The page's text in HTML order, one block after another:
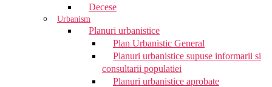
Decese
Urbanism
Planuri urbanistice
Plan Urbanistic General
Planuri urbanistice supuse informarii si
consultarii populatiei
Planuri urbanistice aprobate